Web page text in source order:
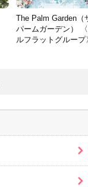
The Palm Garden（
パームガーデン）
ルフラットグループ